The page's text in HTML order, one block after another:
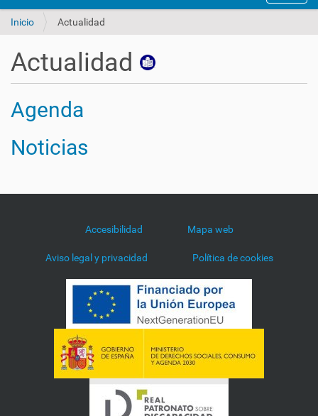
Inicio Actualidad
Actualidad
Agenda
Noticias
Accesibilidad Mapa web
Aviso legal y privacidad Política de cookies